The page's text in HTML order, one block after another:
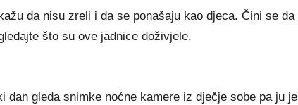
da nisu zreli i da se ponašaju kao djeca. Čini se da
što su ove jadnice doživjele.
dan gleda snimke noćne kamere iz dječje sobe pa ju je